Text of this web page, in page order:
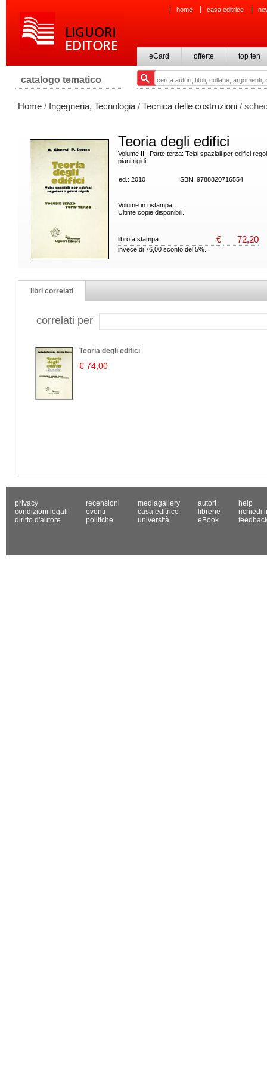
home casa editrice
eCard offerte top ten
catalogo tematico
Home / Ingegneria, Tecnologia / Tecnica delle costruzioni /
Teoria degli edifici
Volume III, Parte terza: Telai spaziali per edifici
piani rigidi
ed.: 2010 ISBN: 9788820716554
Volume in ristampa.
Ultime copie disponibili.
libro a stampa € 72,20
invece di 76,00 sconto del 5%.
libri correlati
correlati per
Teoria degli edifici
€ 74,00
privacy
condizioni legali
diritto d'autore
recensioni
eventi
politiche
mediagallery
casa editrice
università
autori
librerie
eBook
help
richiedi